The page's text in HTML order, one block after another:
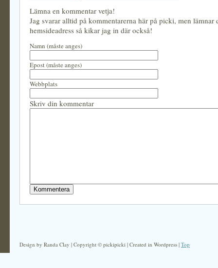
Lämna en kommentar vetja!
Jag svarar alltid på kommentarerna här på picki, men lämnar
hemsideadress så kikar jag in där också!
Namn (måste anges)
Epost (måste anges)
Webbplats
Skriv din kommentar
Design by Randa Clay | Copyright © pickipicki | Created in Wordpress | Top